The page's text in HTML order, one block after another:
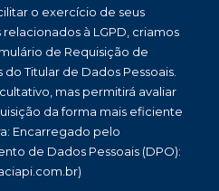
o exercício de seus
à LGPD, criamos
de Requisição de
do Titular de Dados Pessoais.
mas permitirá avaliar
da forma mais eficiente
Encarregado pelo
de Dados Pessoais (DPO):